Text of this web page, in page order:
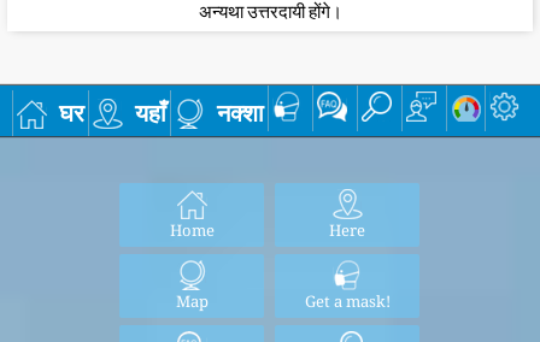
अन्यथा उत्तरदायी होंगे।
घर यहाँ नक्शा
Home Here
Map Get a mask!